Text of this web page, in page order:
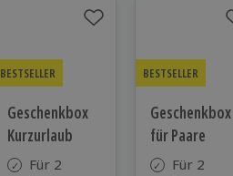
BESTSELLER
Geschenkbox
Kurzurlaub
Für 2
BESTSELLER
Geschenkbox
für Paare
Für 2